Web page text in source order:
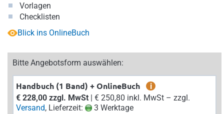
Vorlagen
Checklisten
Blick ins OnlineBuch
Bitte Angebotsform auswählen:
Handbuch (1 Band) + OnlineBuch
i
€ 228,00 zzgl. MwSt
| € 250,80 inkl. MwSt – zzgl.
Versand, Lieferzeit: 3 Werktage